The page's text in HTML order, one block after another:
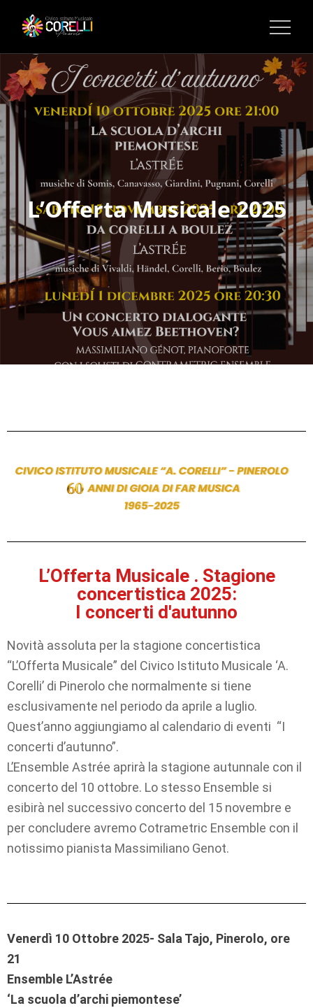
L’Offerta Musicale 2025
L’Offerta Musicale . Stagione
concertistica 2025:
I concerti d'autunno
Novità assoluta per la stagione concertistica
“L’Offerta Musicale” del Civico Istituto Musicale ‘A.
Corelli’ di Pinerolo che normalmente si tiene
esclusivamente nel periodo da aprile a luglio.
Quest’anno aggiungiamo al calendario di eventi “I
concerti d’autunno”.
L’Ensemble Astrée aprirà la stagione autunnale con il
concerto del 10 ottobre. Lo stesso Ensemble si
esibirà nel successivo concerto del 15 novembre e
per concludere avremo Cotrametric Ensemble con il
notissimo pianista Massimiliano Genot.
Venerdì 10 Ottobre 2025- Sala Tajo, Pinerolo, ore
21
Ensemble L’Astrée
‘La scuola d’archi piemontese’